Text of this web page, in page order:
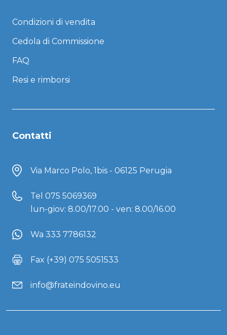
Condizioni di vendita
Cedola di Commissione
FAQ
Resi e rimborsi
Contatti
Via Marco Polo, 1bis - 06125 Perugia
Tel 075 5069369
lun-giov: 8.00/17.00 - ven: 8.00/16.00
Wa 333 7786132
Fax (+39) 075 5051533
info@frateindovino.eu